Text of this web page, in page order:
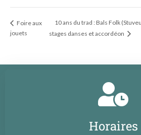
Foire aux
jouets
10 ans du trad : Bals Folk
stages danses et accordéon
Horaires